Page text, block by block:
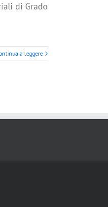
di Grado
a leggere